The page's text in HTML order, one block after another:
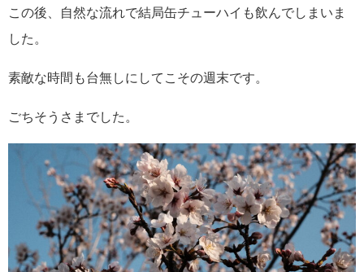
この後、自然な流れで結局缶チューハイも飲んでしまいま
した。
素敵な時間も台無しにしてこその週末です。
ごちそうさまでした。